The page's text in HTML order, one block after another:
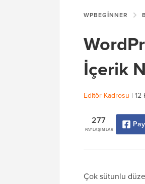
WPBEGINNER
İçerik
Editör Kadrosu | 12
PAYLAŞIMLAR
277
Çok sütunlu